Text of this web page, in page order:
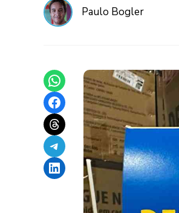
Paulo Bogler
Share on WhatsApp
Share on Facebook
Share on Threads
Share on Telegram
Share on LinkedIn